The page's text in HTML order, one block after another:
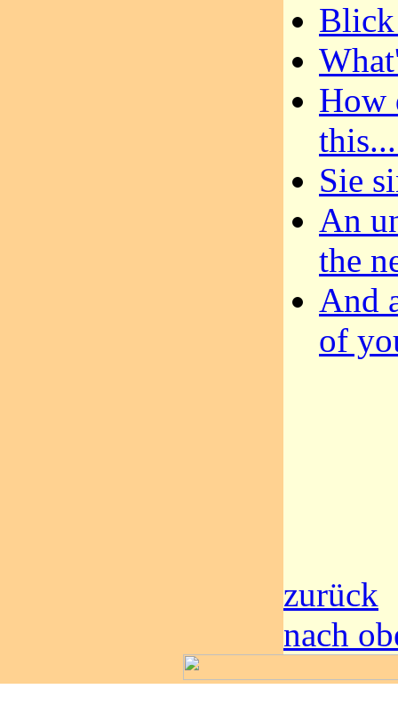
Blick
How
Sie
An
the
And
of
zurück
nach